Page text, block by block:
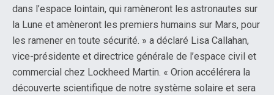
dans l’espace lointain, qui ramèneront les astronautes sur
la Lune et amèneront les premiers humains sur Mars, pour
les ramener en toute sécurité. » a déclaré Lisa Callahan,
vice-présidente et directrice générale de l’espace civil et
commercial chez Lockheed Martin. « Orion accélérera la
découverte scientifique de notre système solaire et sera